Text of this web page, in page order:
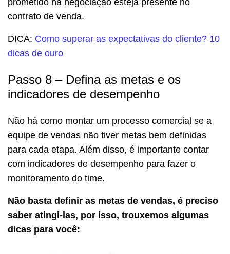
prometido na negociação esteja presente no
contrato de venda.
DICA: Como superar as expectativas do cliente? 10
dicas de ouro
Passo 8 – Defina as metas e os
indicadores de desempenho
Não há como montar um processo comercial se a
equipe de vendas não tiver metas bem definidas
para cada etapa. Além disso, é importante contar
com indicadores de desempenho para fazer o
monitoramento do time.
Não basta definir as metas de vendas, é preciso
saber atingi-las, por isso, trouxemos algumas
dicas para você: